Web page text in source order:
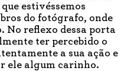
estivéssemos
do fotógrafo, onde
No reflexo dessa porta
ter percebido o
a sua ação e
ele algum carinho.